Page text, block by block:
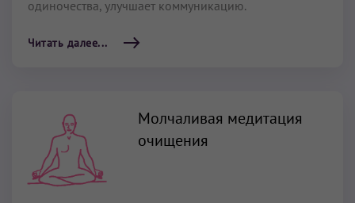
одиночества, улучшает коммуникацию.
Читать далее...
Молчаливая медитация
очищения